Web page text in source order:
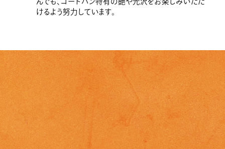
けるよう努力しています。